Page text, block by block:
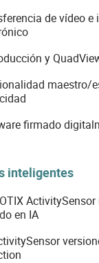
de vídeo e
y
maestro/
firmado
inteligentes
en IA